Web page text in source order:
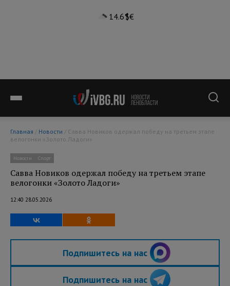
14.6°$€
Главная / Новости
велогонки «Золото Ладоги»
Новости Спорт
Савва Новиков одержал победу на третьем этапе
велогонки «Золото Ладоги»
12:40 28.05.2026
Подпишитесь на нас
Подпишитесь на нас